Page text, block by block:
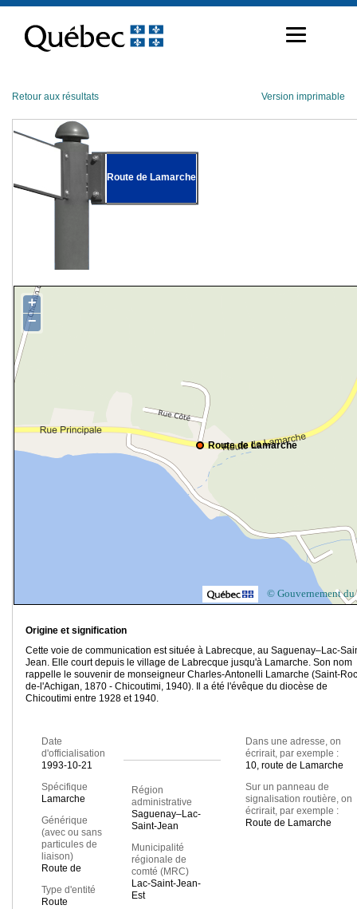
contenu
Retour aux résultats Version imprimable
Route de Lamarche
Route de Lamarche
+
−
© Gouvernement du
Origine et signification
Cette voie de communication est située à Labrecque, au Saguenay–Lac-
Jean. Elle court depuis le village de Labrecque jusqu'à Lamarche. Son nom
rappelle le souvenir de monseigneur Charles-Antonelli Lamarche (Saint-
de-l'Achigan, 1870 - Chicoutimi, 1940). Il a été l'évêque du diocèse de
Chicoutimi entre 1928 et 1940.
Date
d'officialisation
1993-10-21
Spécifique
Lamarche
Générique
(avec ou sans
particules de
liaison)
Route de
Type d'entité
Route
Région
administrative
Saguenay–Lac-
Saint-Jean
Municipalité
régionale de
comté (MRC)
Lac-Saint-Jean-
Est
Dans une adresse, on
écrirait, par exemple :
10, route de Lamarche
Sur un panneau de
signalisation routière, on
écrirait, par exemple :
Route de Lamarche